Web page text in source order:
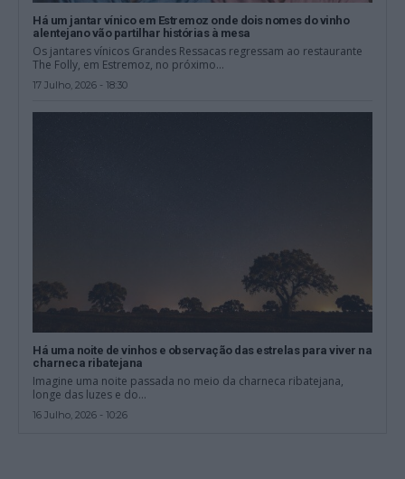
Há um jantar vínico em Estremoz onde dois nomes do vinho
alentejano vão partilhar histórias à mesa
Os jantares vínicos Grandes Ressacas regressam ao restaurante
The Folly, em Estremoz, no próximo...
17 Julho, 2026 - 18:30
Há uma noite de vinhos e observação das estrelas para viver na
charneca ribatejana
Imagine uma noite passada no meio da charneca ribatejana,
longe das luzes e do...
16 Julho, 2026 - 10:26